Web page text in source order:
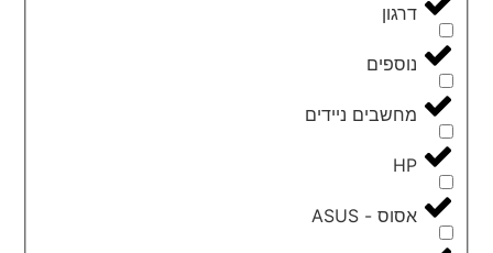
דרגון
נוספים
מחשבים ניידים
HP
אסוס - ASUS